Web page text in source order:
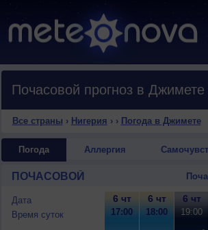
Почасовой прогноз в Джимете
Все страны › Нигерия › › Погода в Джимете
Погода Аллергия
ПОЧАСОВОЙ
Дата
Время суток
6 чт
17:00
6 чт
18:00
6 чт
19:00